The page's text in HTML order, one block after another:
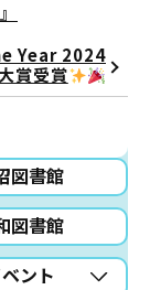
図書館
図書館
ント
Year 2024
受賞